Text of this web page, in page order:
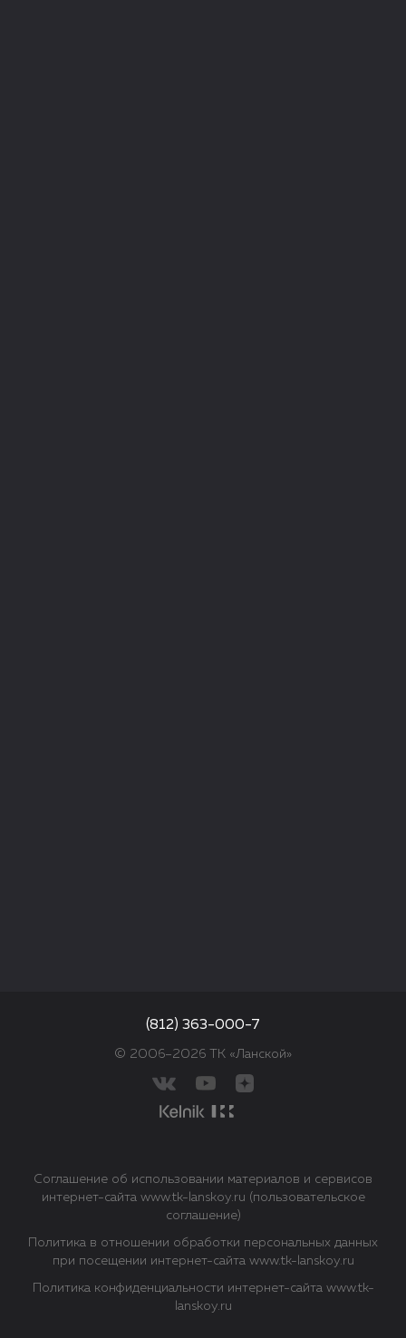
© 2006–2026 ТК «Ланской»
(812) 363-000-7
Политика в отношении обработки персональных данных
при посещении интернет-сайта www.tk-lanskoy.ru
Соглашение об использовании материалов и сервисов
интернет-сайта www.tk-lanskoy.ru (пользовательское
соглашение)
Политика конфиденциальности интернет-сайта www.tk-
lanskoy.ru